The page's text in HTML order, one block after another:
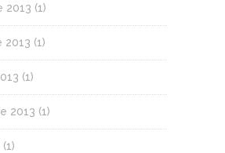
2013 (1)
2013 (1)
(1)
2013 (1)
(1)